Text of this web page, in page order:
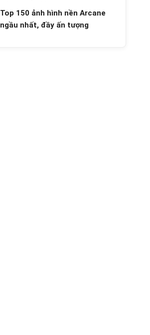
Top 150 ảnh hình nền Arcane
ngầu nhất, đầy ấn tượng